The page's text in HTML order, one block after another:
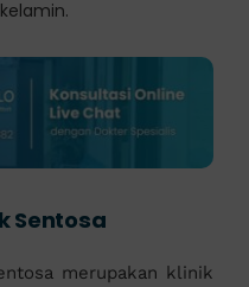
Sentosa
merupakan klinik